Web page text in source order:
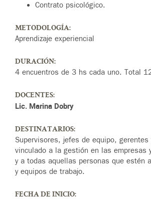
Contrato psicológico.
METODOLOGÍA:
Aprendizaje experiencial
DURACIÓN:
4 encuentros de 3 hs cada uno. Total
DOCENTES:
Lic. Marina Dobry
DESTINATARIOS:
Supervisores, jefes de equipo, gerentes
vinculado a la gestión en las empresas
y a todas aquellas personas que estén
y equipos de trabajo.
FECHA DE INICIO: